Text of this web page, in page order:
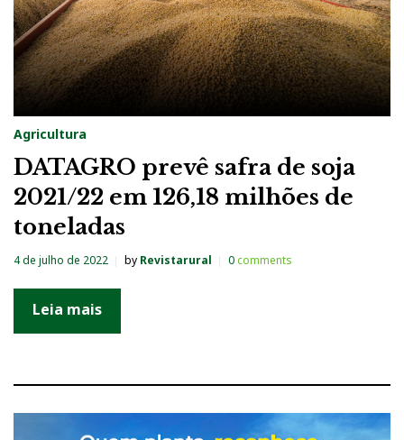
Agricultura
DATAGRO prevê safra de soja
2021/22 em 126,18 milhões de
toneladas
4 de julho de 2022 by Revistarural 0comments
Leia mais